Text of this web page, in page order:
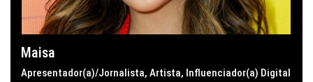
Maisa
Apresentador(a)/Jornalista, Artista, Influenciador(a) Digital